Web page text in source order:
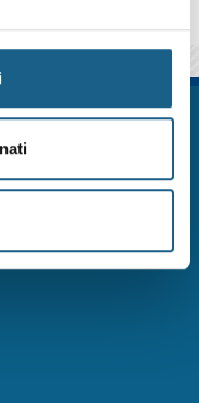
certificato secondo le
Professionale
p.iva 04260000379